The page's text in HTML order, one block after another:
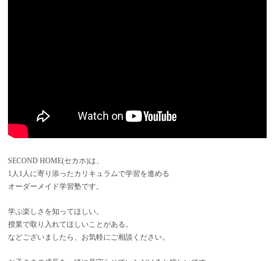
SECOND HOME(セカホ)は、
1人1人に寄り添ったカリキュラムで学習を進める
オーダーメイド学習塾です。
学ぶ楽しさを知ってほしい。
授業で取り入れてほしいことがある。
などございましたら、お気軽にご相談ください。